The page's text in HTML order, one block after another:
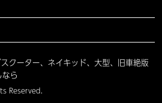
クーター、ネイキッド、大型、旧車絶版
ら
Reserved.